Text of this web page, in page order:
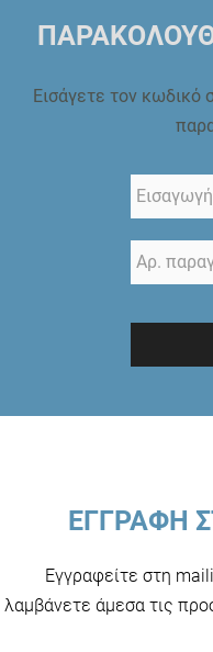
Εισάγετε τον κωδικό
ΕΓΓΡΑΦΗ
Εγγραφείτε στη
λαμβάνετε άμεσα τις